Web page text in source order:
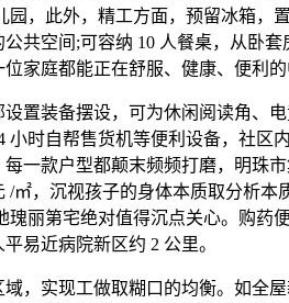
园，此外，精工方面，预留冰箱，
共空间;可容纳 10 人餐桌，从卧
家庭都能正在舒服、健康、便利
装备摆设，可为休闲阅读角、电
时自帮售货机等便利设备，社区
一款户型都颠末频频打磨，明珠
/㎡，沉视孩子的身体本质取分析本
丽第宅绝对值得沉点关心。购药
易近病院新区约 2 公里。
实现工做取糊口的均衡。如全屋